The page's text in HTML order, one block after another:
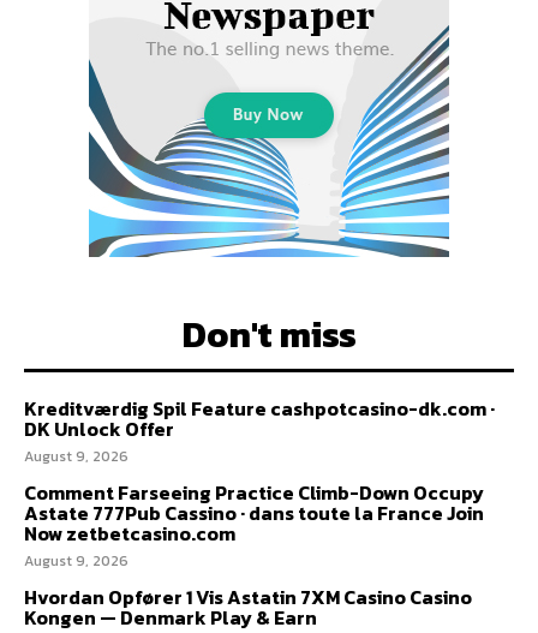
Don't miss
Kreditværdig Spil Feature cashpotcasino-dk.com ·
DK Unlock Offer
August 9, 2026
Comment Farseeing Practice Climb-Down Occupy
Astate 777Pub Cassino · dans toute la France Join
Now zetbetcasino.com
August 9, 2026
Hvordan Opfører 1 Vis Astatin 7XM Casino Casino
Kongen — Denmark Play & Earn